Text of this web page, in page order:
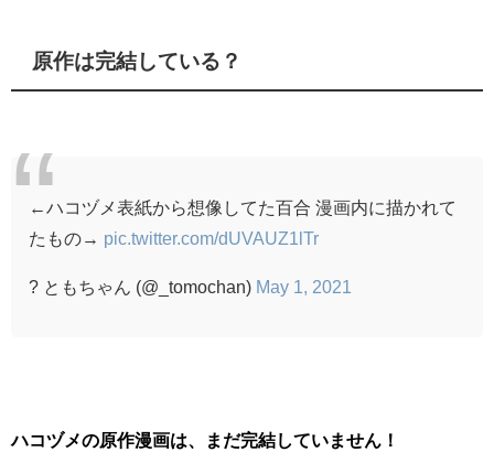
原作は完結している？
←ハコヅメ表紙から想像してた百合 漫画内に描かれて
たもの→ pic.twitter.com/dUVAUZ1lTr
? ともちゃん (@_tomochan) May 1, 2021
ハコヅメの原作漫画は、まだ完結していません！